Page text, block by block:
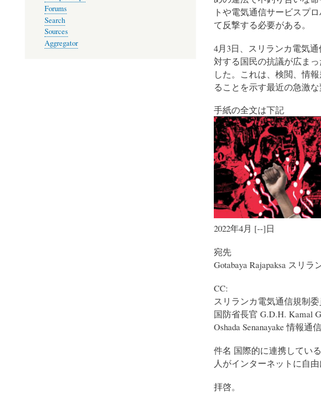
トや電気通信サービスプ
て反撃する必要がある。
4月3日、スリランカ電気
対する国民の抗議が広ま
した。これは、検閲、情
ることを示す最近の急激
手紙の全文は下記
2022年4月 [--]日
宛先
Gotabaya Rajapaksa スリラ
CC:
スリランカ電気通信規制
国防省長官 G.D.H. Kamal
Oshada Senanayake 情報
件名 国際的に連携してい
人がインターネットに自
拝啓。
Forums
Search
Sources
Aggregator